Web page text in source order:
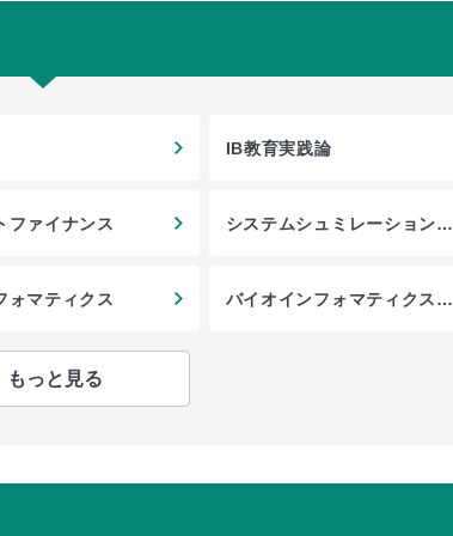
IB教育実践論
ファイナンス
システムシュミレーション工
ォマティクス
バイオインフォマティクス特
もっと見る